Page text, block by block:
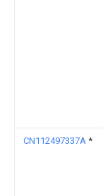
CN112497337A *